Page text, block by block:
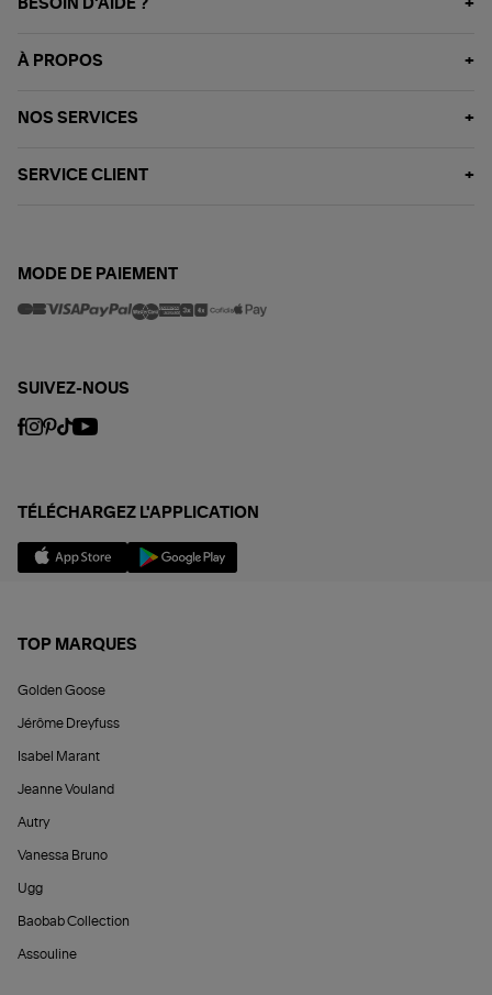
BESOIN D'AIDE ?
À PROPOS
NOS SERVICES
SERVICE CLIENT
MODE DE PAIEMENT
SUIVEZ-NOUS
TÉLÉCHARGEZ L'APPLICATION
TOP MARQUES
Golden Goose
Jérôme Dreyfuss
Isabel Marant
Jeanne Vouland
Autry
Vanessa Bruno
Ugg
Baobab Collection
Assouline